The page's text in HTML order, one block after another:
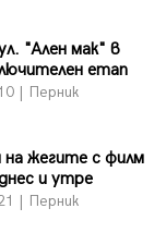
"Ален мак" в
етап
| Перник
жегите с филм
и утре
| Перник